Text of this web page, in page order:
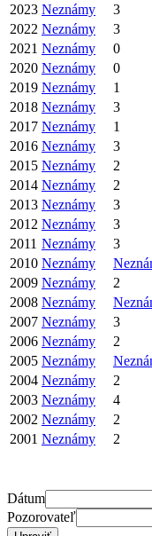
2023 Neznámy 3
2022 Neznámy 3
2021 Neznámy 0
2020 Neznámy 0
2019 Neznámy 1
2018 Neznámy 3
2017 Neznámy 1
2016 Neznámy 3
2015 Neznámy 2
2014 Neznámy 2
2013 Neznámy 3
2012 Neznámy 3
2011 Neznámy 3
2010 Neznámy
2009 Neznámy 2
2008 Neznámy
2007 Neznámy 3
2006 Neznámy 2
2005 Neznámy
2004 Neznámy 2
2003 Neznámy 4
2002 Neznámy 2
2001 Neznámy 2
Dátum
Pozorovateľ